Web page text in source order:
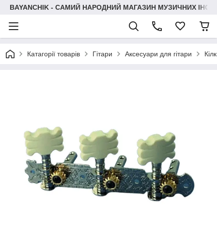
BAYANCHIK - САМИЙ НАРОДНИЙ МАГАЗИН МУЗИЧНИХ
Катагорії товарів Гітари Аксесуари для гітари